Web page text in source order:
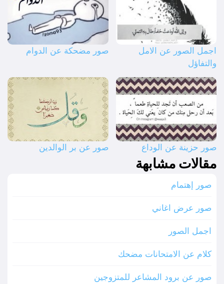
اجمل الصور عن الامل
والتفاؤل
صور مضحكة عن الدوام
صور حزينة عن الوداع صور عن بر الوالدين
مقالات مشابهة
صور إهتمام
صور عرض اغاني
اجمل الصور
كلام عن الامتحانات مضحك
صور عن برود المشاعر للمتزوجين